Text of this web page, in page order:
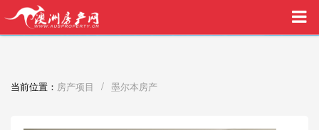
买家中介VIP服务，助您安心购房
当前位置： 房产项目 / 墨尔本房产